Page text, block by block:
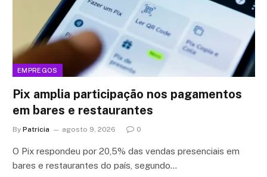
EMPREGOS
Pix amplia participação nos pagamentos
em bares e restaurantes
By Patricia agosto 9, 2026 0
O Pix respondeu por 20,5% das vendas presenciais em
bares e restaurantes do país, segundo…